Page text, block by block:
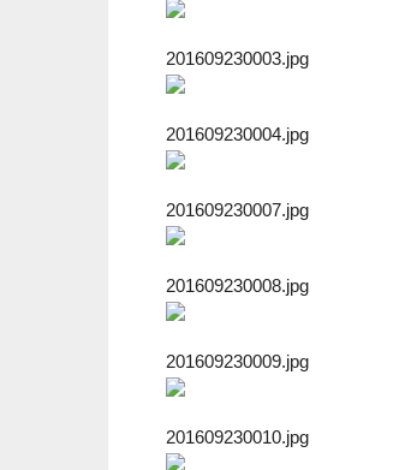
201609230003.jpg
201609230004.jpg
201609230007.jpg
201609230008.jpg
201609230009.jpg
201609230010.jpg